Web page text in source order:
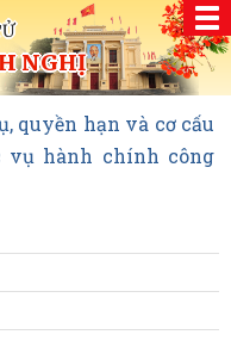
NGHỊ
quyền hạn và cơ cấu
vụ hành chính công